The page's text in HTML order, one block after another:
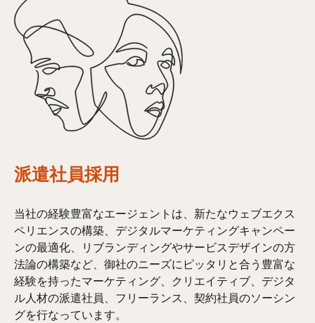
派遣社員採用
当社の経験豊富なエージェントは、新たなウェブエクス
ペリエンスの構築、デジタルマーケティングキャンペー
ンの最適化、リブランディングやサービスデザインの方
法論の構築など、御社のニーズにピッタリと合う豊富な
経験を持ったマーケティング、クリエイティブ、デジタ
ル人材の派遣社員、フリーランス、契約社員のソーシン
グを行なっています。